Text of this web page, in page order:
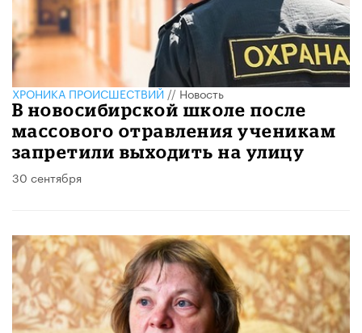
ХРОНИКА ПРОИСШЕСТВИЙ//Новость
В новосибирской школе после
массового отравления ученикам
запретили выходить на улицу
30 сентября